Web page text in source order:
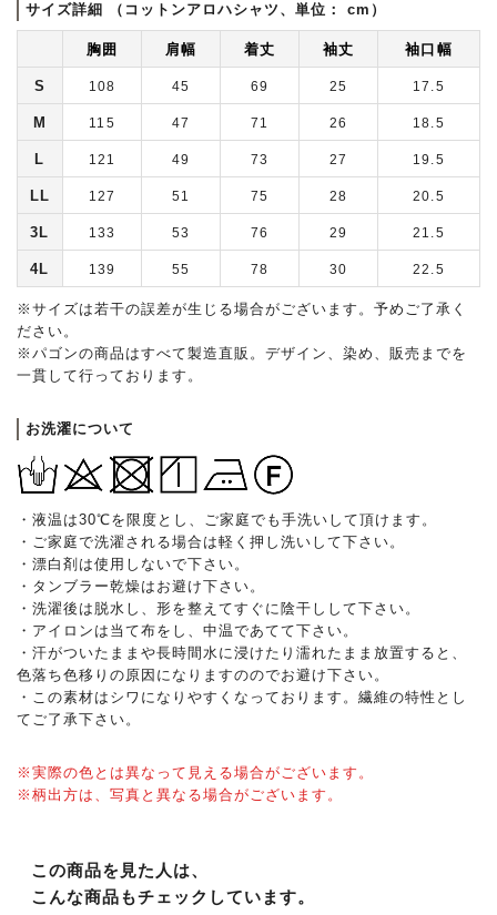
サイズ詳細 （コットンアロハシャツ、単位： cm）
胸囲 肩幅 着丈 袖丈 袖口幅
S 108 45 69 25 17.5
M 115 47 71 26 18.5
L 121 49 73 27 19.5
LL 127 51 75 28 20.5
3L 133 53 76 29 21.5
4L 139 55 78 30 22.5
※サイズは若干の誤差が生じる場合がございます。予めご了承く
ださい。
※パゴンの商品はすべて製造直販。デザイン、染め、販売までを
一貫して行っております。
お洗濯について
・液温は30℃を限度とし、ご家庭でも手洗いして頂けます。
・ご家庭で洗濯される場合は軽く押し洗いして下さい。
・漂白剤は使用しないで下さい。
・タンブラー乾燥はお避け下さい。
・洗濯後は脱水し、形を整えてすぐに陰干しして下さい。
・アイロンは当て布をし、中温であてて下さい。
・汗がついたままや長時間水に浸けたり濡れたまま放置すると、
色落ち色移りの原因になりますののでお避け下さい。
・この素材はシワになりやすくなっております。繊維の特性とし
てご了承下さい。
※実際の色とは異なって見える場合がございます。
※柄出方は、写真と異なる場合がございます。
この商品を見た人は、
こんな商品もチェックしています。